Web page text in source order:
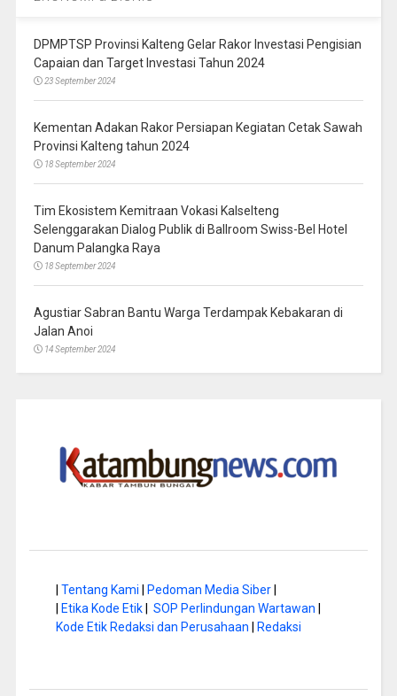
DPMPTSP Provinsi Kalteng Gelar Rakor Investasi Pengisian
Capaian dan Target Investasi Tahun 2024
23 September 2024
Kementan Adakan Rakor Persiapan Kegiatan Cetak Sawah
Provinsi Kalteng tahun 2024
18 September 2024
Tim Ekosistem Kemitraan Vokasi Kalselteng
Selenggarakan Dialog Publik di Ballroom Swiss-Bel Hotel
Danum Palangka Raya
18 September 2024
Agustiar Sabran Bantu Warga Terdampak Kebakaran di
Jalan Anoi
14 September 2024
| Tentang Kami | Pedoman Media Siber|
| Etika Kode Etik| SOP Perlindungan Wartawan |
Kode Etik Redaksi dan Perusahaan | Redaksi